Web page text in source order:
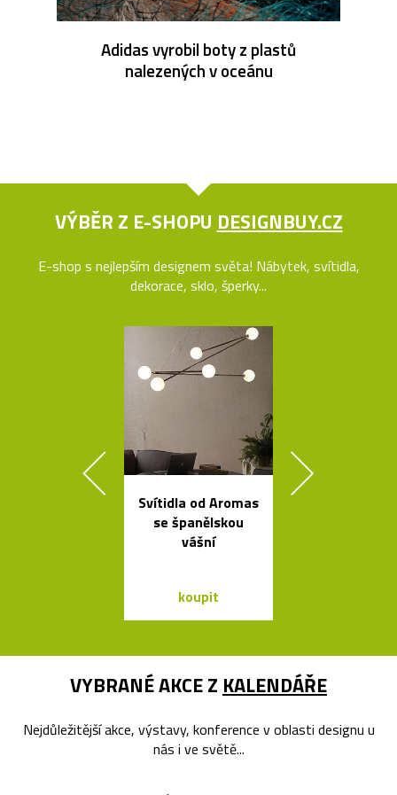
Adidas vyrobil boty z plastů
nalezených v oceánu
VÝBĚR Z E-SHOPU DESIGNBUY.CZ
E-shop s nejlepším designem světa! Nábytek, svítidla,
dekorace, sklo, šperky...
Svítidla od Aromas
se španělskou
vášní
koupit
VYBRANÉ AKCE Z KALENDÁŘE
Nejdůležitější akce, výstavy, konference v oblasti designu u
nás i ve světě...